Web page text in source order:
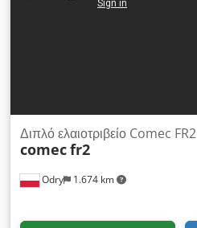
Odry 1.674 km
Διπλό ελαιοτριβείο Comec FR2
comecfr2